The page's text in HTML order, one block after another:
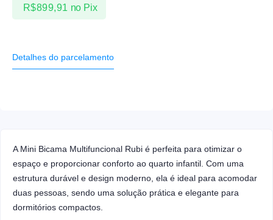
R$899,91 no Pix
Detalhes do parcelamento
A Mini Bicama Multifuncional Rubi é perfeita para otimizar o
espaço e proporcionar conforto ao quarto infantil. Com uma
estrutura durável e design moderno, ela é ideal para acomodar
duas pessoas, sendo uma solução prática e elegante para
dormitórios compactos.